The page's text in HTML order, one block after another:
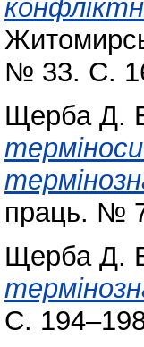
№ 33. С.
Щерба Д.
праць. №
Щерба Д.
С.